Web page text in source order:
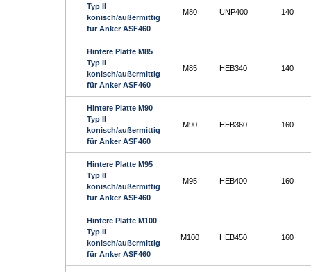
Typ II
konisch/außermittig
für Anker ASF460
M80 UNP400 140
Hintere Platte M85
Typ II
konisch/außermittig
für Anker ASF460
M85 HEB340 140
Hintere Platte M90
Typ II
konisch/außermittig
für Anker ASF460
M90 HEB360 160
Hintere Platte M95
Typ II
konisch/außermittig
für Anker ASF460
M95 HEB400 160
Hintere Platte M100
Typ II
konisch/außermittig
für Anker ASF460
M100 HEB450 160